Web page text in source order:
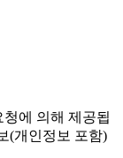
에 의해 제공됩
(개인정보 포함)